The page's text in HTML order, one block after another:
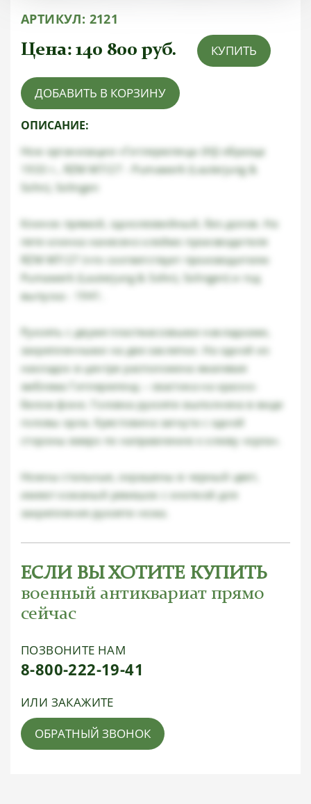
АРТИКУЛ: 2121
Цена: 140 800 руб. КУПИТЬ
ДОБАВИТЬ В КОРЗИНУ
ОПИСАНИЕ:
Нож организации «Гитлерюгенд» (HJ) образца
1933 г., RZM M7/27 - Pumawerk (Lauterjung &
Sohn), Solingen
Клинок прямой, однолезвийный, без долов. На
пяте клинка нанесено клеймо производителя
RZM M7/27 (что соответствует производителю
Pumawerk (Lauterjung & Sohn), Solingen) и год
выпуска - 1941.
Рукоять с двумя пластмассовыми накладками,
закрепленными на две заклепки. На одной из
накладок в центре расположена эмалевая
эмблема Гитлерюгенд – свастика на красно-
белом фоне. Головка рукояти выполнена в виде
головы орла. Крестовина загнута с одной
стороны вверх по направлению к клюву «орла».
Ножны стальные, окрашены в черный цвет,
имеют кожаный ремешок с кнопкой для
закрепления рукояти ножа.
ЕСЛИ ВЫ ХОТИТЕ КУПИТЬ
военный антиквариат прямо
сейчас
ПОЗВОНИТЕ НАМ
8-800-222-19-41
ИЛИ ЗАКАЖИТЕ
ОБРАТНЫЙ ЗВОНОК